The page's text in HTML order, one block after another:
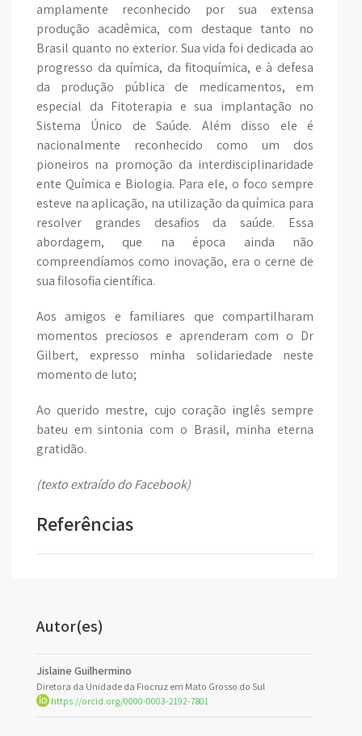
amplamente reconhecido por sua extensa
produção acadêmica, com destaque tanto no
Brasil quanto no exterior. Sua vida foi dedicada ao
progresso da química, da fitoquímica, e à defesa
da produção pública de medicamentos, em
especial da Fitoterapia e sua implantação no
Sistema Único de Saúde. Além disso ele é
nacionalmente reconhecido como um dos
pioneiros na promoção da interdisciplinaridade
ente Química e Biologia. Para ele, o foco sempre
esteve na aplicação, na utilização da química para
resolver grandes desafios da saúde. Essa
abordagem, que na época ainda não
compreendíamos como inovação, era o cerne de
sua filosofia científica.
Aos amigos e familiares que compartilharam
momentos preciosos e aprenderam com o Dr
Gilbert, expresso minha solidariedade neste
momento de luto;
Ao querido mestre, cujo coração inglês sempre
bateu em sintonia com o Brasil, minha eterna
gratidão.
(texto extraído do Facebook)
Referências
Autor(es)
Jislaine Guilhermino
Diretora da Unidade da Fiocruz em Mato Grosso do Sul
https://orcid.org/0000-0003-2192-7801